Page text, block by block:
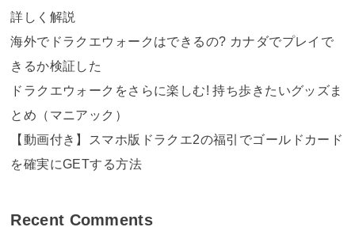
詳しく解説
海外でドラクエウォークはできるの? カナダでプレイで
きるか検証した
ドラクエウォークをさらに楽しむ! 持ち歩きたいグッズま
とめ（マニアック）
【動画付き】スマホ版ドラクエ2の福引でゴールドカード
を確実にGETする方法
Recent Comments